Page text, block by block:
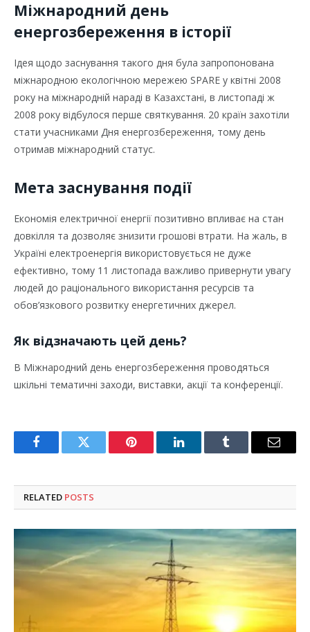
Міжнародний день
енергозбереження в історії
Ідея щодо заснування такого дня була запропонована
міжнародною екологічною мережею SPARE у квітні 2008
року на міжнародній нараді в Казахстані, в листопаді ж
2008 року відбулося перше святкування. 20 країн захотіли
стати учасниками Дня енергозбереження, тому день
отримав міжнародний статус.
Мета заснування події
Економія електричної енергії позитивно впливає на стан
довкілля та дозволяє знизити грошові втрати. На жаль, в
Україні електроенергія використовується не дуже
ефективно, тому 11 листопада важливо привернути увагу
людей до раціонального використання ресурсів та
обов’язкового розвитку енергетичних джерел.
Як відзначають цей день?
В Міжнародний день енергозбереження проводяться
шкільні тематичні заходи, виставки, акції та конференції.
FacebookTwitter Pinterest LinkedInTumblr Email
RELATED POSTS